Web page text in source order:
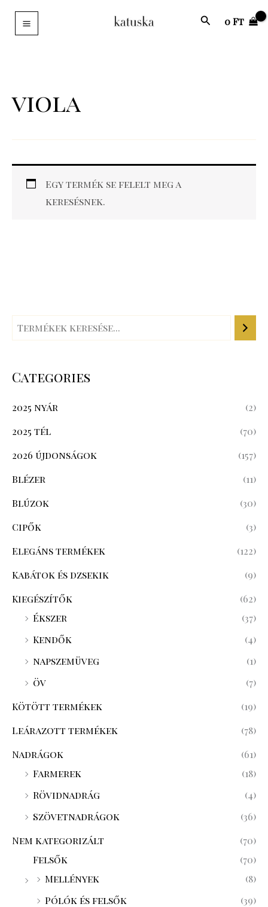
Search
0Ft
Categories
2025 nyár
(2)
2025 tél
(70)
2026 újdonságok
(157)
Blézer
(11)
Blúzok
(30)
Cipők
(3)
Elegáns termékek
(122)
Kabátok és dzsekik
(9)
Kiegészítők
(62)
Ékszer
(37)
Kendők
(4)
napszemüveg
(1)
öv
(7)
Kötött termékek
(19)
Leárazott termékek
(78)
Nadrágok
(61)
Farmerek
(18)
Rövidnadrág
(4)
Szövetnadrágok
(36)
Nem kategorizált
(70)
Felsők
(70)
Mellények
(8)
Pólók és felsők
(39)
viola
Egy termék se felelt meg a
keresésnek.